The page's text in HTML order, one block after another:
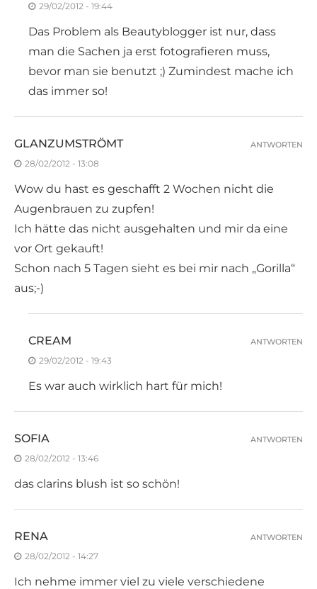
29/02/2012 - 19:44
Das Problem als Beautyblogger ist nur, dass
man die Sachen ja erst fotografieren muss,
bevor man sie benutzt ;) Zumindest mache ich
das immer so!
GLANZUMSTRÖMT
28/02/2012 - 13:08
Wow du hast es geschafft 2 Wochen nicht die
Augenbrauen zu zupfen!
Ich hätte das nicht ausgehalten und mir da eine
vor Ort gekauft!
Schon nach 5 Tagen sieht es bei mir nach „Gorilla“
aus;-)
ANTWORTEN
CREAM
29/02/2012 - 19:43
Es war auch wirklich hart für mich!
ANTWORTEN
SOFIA
28/02/2012 - 13:46
das clarins blush ist so schön!
ANTWORTEN
RENA
28/02/2012 - 14:27
Ich nehme immer viel zu viele verschiedene
ANTWORTEN